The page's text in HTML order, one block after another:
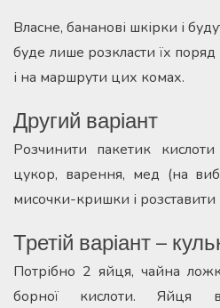
Власне, бананові шкірки і
буде лише розкласти їх
і на маршрути цих комах.
Другий варіант
Розчинити пакетик
цукор, варення, мед (на
мисочки-кришки і розставити
Третій варіант –
Потрібно 2 яйця, чайна
борної кислоти. Яйця